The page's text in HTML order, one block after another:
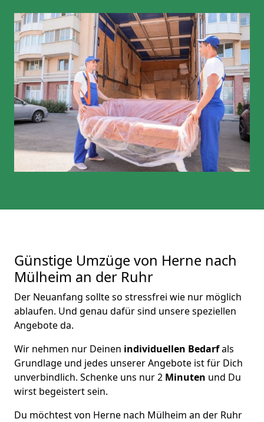
Günstige Umzüge von Herne nach
Mülheim an der Ruhr
Der Neuanfang sollte so stressfrei wie nur möglich
ablaufen. Und genau dafür sind unsere speziellen
Angebote da.
Wir nehmen nur Deinen individuellen Bedarfals
Grundlage und jedes unserer Angebote ist für Dich
unverbindlich. Schenke uns nur 2 Minuten und Du
wirst begeistert sein.
Du möchtest von Herne nach Mülheim an der Ruhr